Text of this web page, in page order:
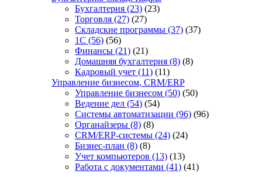
Бухгалтерия (23) (23)
Торговля (27) (27)
Складские программы (37) (37)
1С (56) (56)
Финансы (21) (21)
Домашняя бухгалтерия (8) (8)
Кадровый учет (11) (11)
Управление бизнесом, CRM/ERP
Управление бизнесом (50) (50)
Ведение дел (54) (54)
Системы автоматизации (96) (96)
Органайзеры (8) (8)
CRM/ERP-системы (24) (24)
Бизнес-план (8) (8)
Учет компьютеров (13) (13)
Работа с документами (41) (41)